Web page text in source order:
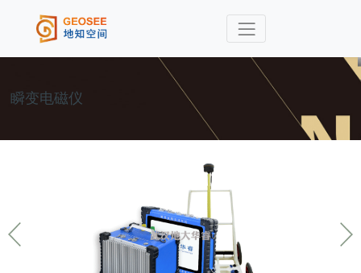
瞬变电磁仪